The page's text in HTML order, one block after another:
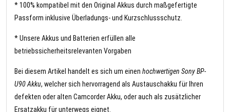
* 100% kompatibel mit den Original Akkus durch maßgefertigte
Passform inklusive Überladungs- und Kurzschlussschutz.
* Unsere Akkus und Batterien erfüllen alle
betriebssicherheitsrelevanten Vorgaben
Bei diesem Artikel handelt es sich um einen hochwertigen Sony BP-
U90 Akku, welcher sich hervorragend als Austauschakku für Ihren
defekten oder alten Camcorder Akku, oder auch als zusätzlicher
Ersatzakku für unterwegs eignet.